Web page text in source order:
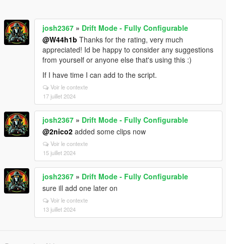
josh2367 » Drift Mode - Fully Configurable
@W44h1b Thanks for the rating, very much
appreciated! Id be happy to consider any suggestions
from yourself or anyone else that's using this :)
If I have time I can add to the script.
Voir le contexte
17 juillet 2024
josh2367 » Drift Mode - Fully Configurable
@2nico2 added some clips now
Voir le contexte
15 juillet 2024
josh2367 » Drift Mode - Fully Configurable
sure ill add one later on
Voir le contexte
13 juillet 2024